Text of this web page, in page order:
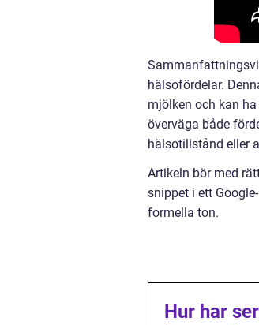
hälsofördelar.
mjölken och kan
överväga både
hälsotillstånd eller
Artikeln bör med
snippet i ett
formella ton.
Hur har